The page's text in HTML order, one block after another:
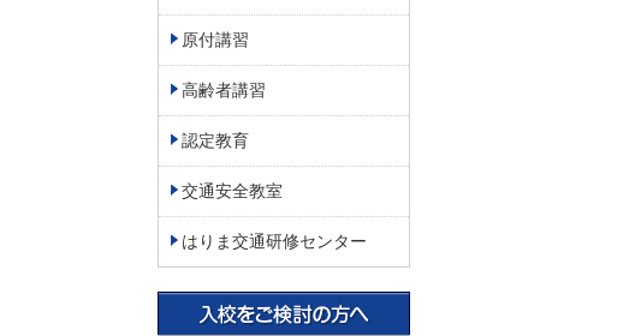
原付講習
高齢者講習
認定教育
交通安全教室
はりま交通研修センター